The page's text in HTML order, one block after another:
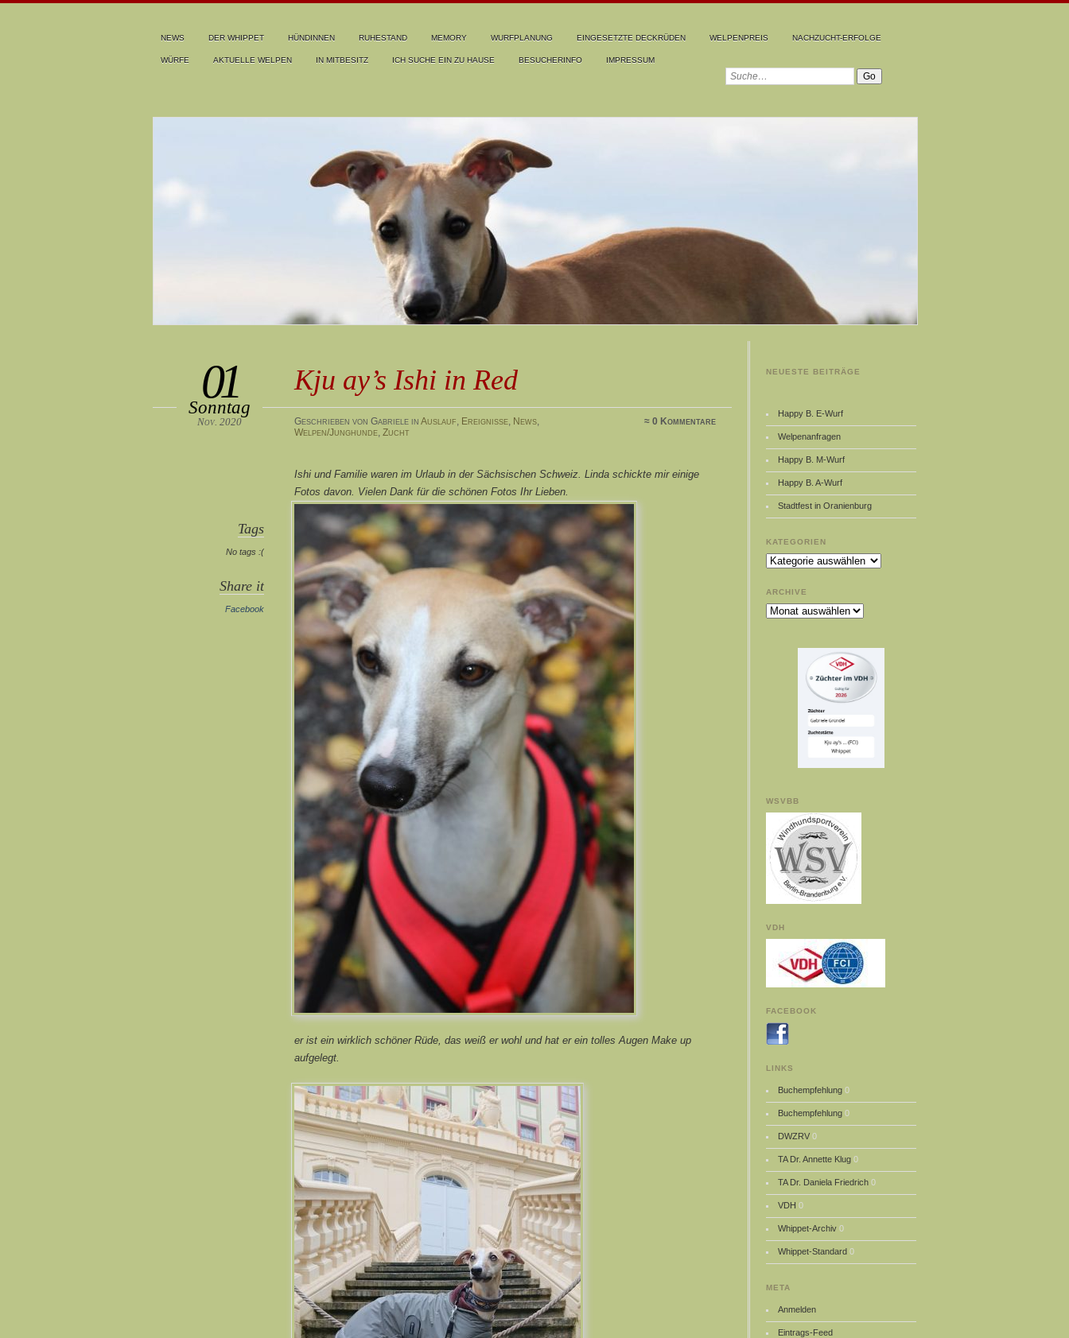
NEWS DER WHIPPET HÜNDINNEN RUHESTAND MEMORY WURFPLANUNG EINGESETZTE DECKRÜDEN WELPENPREIS NACHZUCHT-ERFOLGE
WÜRFE AKTUELLE WELPEN IN MITBESITZ ICH SUCHE EIN ZU HAUSE BESUCHERINFO IMPRESSUM
Kju ay’s Ishi in Red
01
Sonntag
Nov. 2020 Geschrieben von Gabriele in Auslauf, Ereignisse, News,
Welpen/Junghunde, Zucht
≈ 0 Kommentare
Tags
No tags :(
Share it
Facebook
Ishi und Familie waren im Urlaub in der Sächsischen Schweiz. Linda schickte mir einige
Fotos davon. Vielen Dank für die schönen Fotos Ihr Lieben.
er ist ein wirklich schöner Rüde, das weiß er wohl und hat er ein tolles Augen Make up
aufgelegt.
NEUESTE BEITRÄGE
Happy B. E-Wurf
Welpenanfragen
Happy B. M-Wurf
Happy B. A-Wurf
Stadtfest in Oranienburg
KATEGORIEN
Kategorien
ARCHIVE
Archive
WSVBB
VDH
FACEBOOK
LINKS
Buchempfehlung0
Buchempfehlung0
DWZRV0
TA Dr. Annette Klug0
TA Dr. Daniela Friedrich0
VDH 0
Whippet-Archiv0
Whippet-Standard0
META
Anmelden
Eintrags-Feed